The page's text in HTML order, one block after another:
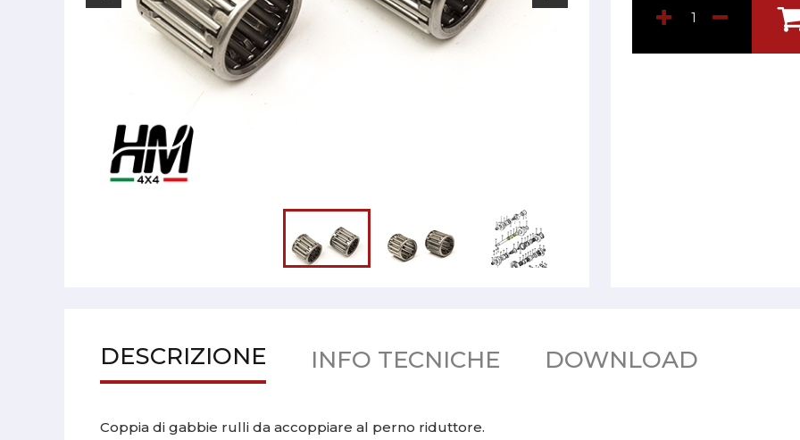
DESCRIZIONE INFO TECNICHE DOWNLOAD
Coppia di gabbie rulli da accoppiare al perno riduttore.